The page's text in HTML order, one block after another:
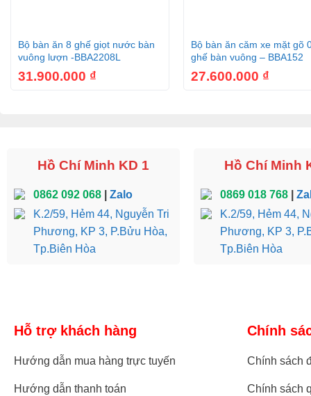
Bộ bàn ăn 8 ghế giọt nước bàn
vuông lượn -BBA2208L
31.900.000 ₫
Bộ bàn ăn căm xe mặt gõ
ghế bàn vuông – BBA152
27.600.000 ₫
Hồ Chí Minh KD 1
0862 092 068| Zalo
K.2/59, Hẻm 44, Nguyễn Tri
Phương, KP 3, P.Bửu Hòa,
Tp.Biên Hòa
Hồ Chí Minh
0869 018 768|
K.2/59, Hẻm 44,
Phương, KP 3,
Tp.Biên Hòa
Hỗ trợ khách hàng
Hướng dẫn mua hàng trực tuyến
Hướng dẫn thanh toán
Chính
Chính sách
Chính sách